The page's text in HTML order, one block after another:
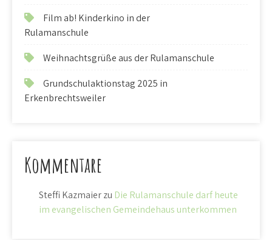
Film ab! Kinderkino in der
Rulamanschule
Weihnachtsgrüße aus der Rulamanschule
Grundschulaktionstag 2025 in
Erkenbrechtsweiler
Kommentare
Steffi Kazmaierzu Die Rulamanschule darf heute
im evangelischen Gemeindehaus unterkommen